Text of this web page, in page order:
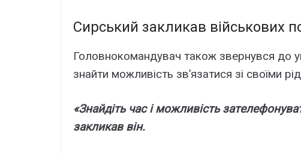
Cиpcький зaкликaв війcьковиx
Головнокомaндyвaч тaкож звepнyвcя до
знaйти можливіcть зв’язaтиcя зі cвоїми
«Знaйдіть чac і можливіcть
зaкликaв він.